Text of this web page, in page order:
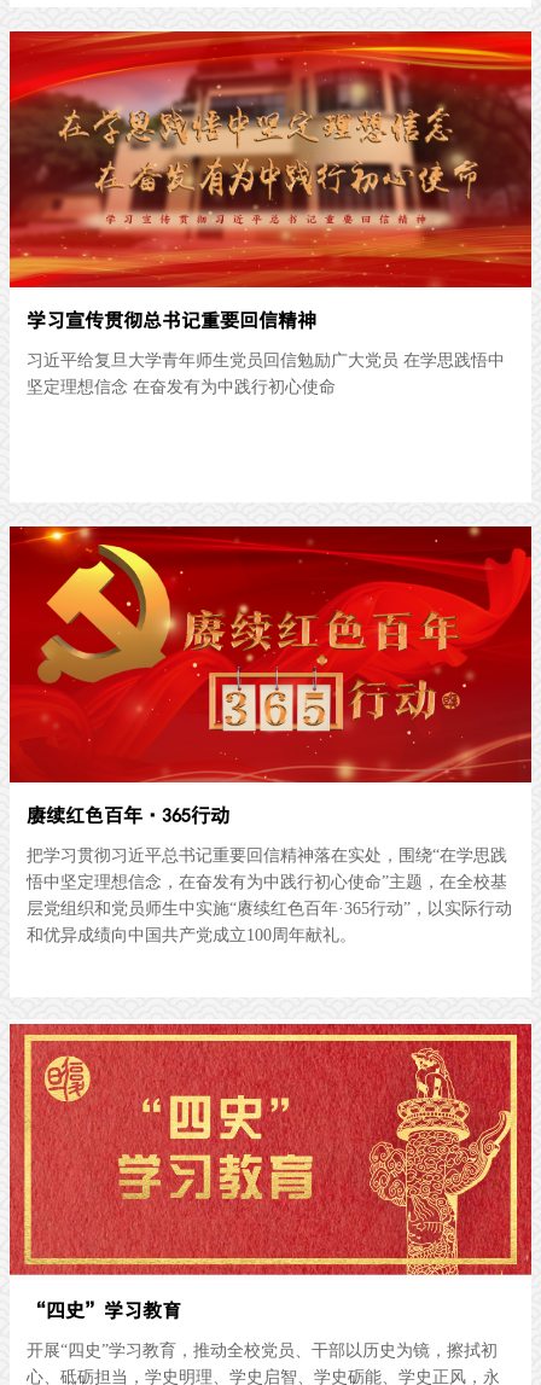
学习宣传贯彻总书记重要回信精神
习近平给复旦大学青年师生党员回信勉励广大党员 在学思践悟中
坚定理想信念 在奋发有为中践行初心使命
赓续红色百年·365行动
把学习贯彻习近平总书记重要回信精神落在实处，围绕“在学思践
悟中坚定理想信念，在奋发有为中践行初心使命”主题，在全校基
层党组织和党员师生中实施“赓续红色百年·365行动”，以实际行动
和优异成绩向中国共产党成立100周年献礼。
“四史”学习教育
开展“四史”学习教育，推动全校党员、干部以历史为镜，擦拭初
心、砥砺担当，学史明理、学史启智、学史砺能、学史正风，永